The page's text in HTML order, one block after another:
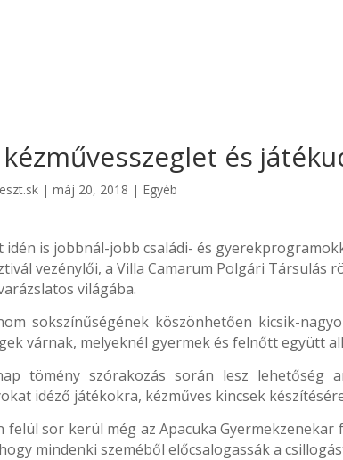
és
|máj 20, 2018 | Egyéb
idén is jobbnál-jobb családi- és
vezénylői, a Villa Camarum Polgári
világába.
sokszínűségének köszönhetően kicsik-
várnak, melyeknél gyermek és felnőtt együtt
tömény szórakozás során lesz lehetőség
idéző játékokra, kézműves kincsek
felül sor kerül még az Apacuka
mindenki szeméből előcsalogassák a